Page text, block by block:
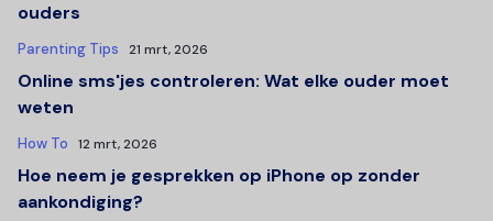
ouders
Parenting Tips 21 mrt, 2026
Online sms'jes controleren: Wat elke ouder moet
weten
How To 12 mrt, 2026
Hoe neem je gesprekken op iPhone op zonder
aankondiging?